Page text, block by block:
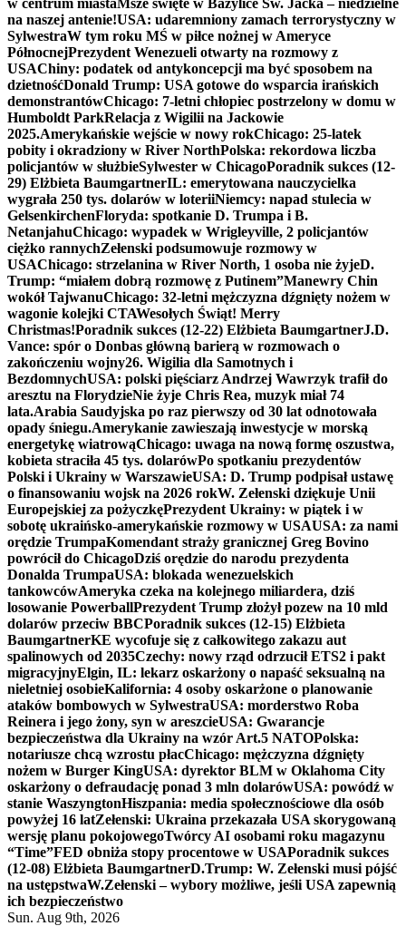
na naszej antenie!USA: udaremniony zamach terrorystyczny w
SylwestraW tym roku MŚ w piłce nożnej w Ameryce
PółnocnejPrezydent Wenezueli otwarty na rozmowy z
USAChiny: podatek od antykoncepcji ma być sposobem na
dzietnośćDonald Trump: USA gotowe do wsparcia irańskich
demonstrantówChicago: 7-letni chłopiec postrzelony w domu w
Humboldt ParkRelacja z Wigilii na Jackowie
2025.Amerykańskie wejście w nowy rokChicago: 25-latek
pobity i okradziony w River NorthPolska: rekordowa liczba
policjantów w służbieSylwester w ChicagoPoradnik sukces (12-
29) Elżbieta BaumgartnerIL: emerytowana nauczycielka
wygrała 250 tys. dolarów w loteriiNiemcy: napad stulecia w
GelsenkirchenFloryda: spotkanie D. Trumpa i B.
NetanjahuChicago: wypadek w Wrigleyville, 2 policjantów
ciężko rannychZełenski podsumowuje rozmowy w
USAChicago: strzelanina w River North, 1 osoba nie żyjeD.
Trump: “miałem dobrą rozmowę z Putinem”Manewry Chin
wokół TajwanuChicago: 32-letni mężczyzna dźgnięty nożem w
wagonie kolejki CTAWesołych Świąt! Merry
Christmas!Poradnik sukces (12-22) Elżbieta BaumgartnerJ.D.
Vance: spór o Donbas główną barierą w rozmowach o
zakończeniu wojny26. Wigilia dla Samotnych i
BezdomnychUSA: polski pięściarz Andrzej Wawrzyk trafił do
aresztu na FlorydzieNie żyje Chris Rea, muzyk miał 74
lata.Arabia Saudyjska po raz pierwszy od 30 lat odnotowała
opady śniegu.Amerykanie zawieszają inwestycje w morską
energetykę wiatrowąChicago: uwaga na nową formę oszustwa,
kobieta straciła 45 tys. dolarówPo spotkaniu prezydentów
Polski i Ukrainy w WarszawieUSA: D. Trump podpisał ustawę
o finansowaniu wojsk na 2026 rokW. Zełenski dziękuje Unii
Europejskiej za pożyczkęPrezydent Ukrainy: w piątek i w
sobotę ukraińsko-amerykańskie rozmowy w USAUSA: za nami
orędzie TrumpaKomendant straży granicznej Greg Bovino
powrócił do ChicagoDziś orędzie do narodu prezydenta
Donalda TrumpaUSA: blokada wenezuelskich
tankowcówAmeryka czeka na kolejnego miliardera, dziś
losowanie PowerballPrezydent Trump złożył pozew na 10 mld
dolarów przeciw BBCPoradnik sukces (12-15) Elżbieta
BaumgartnerKE wycofuje się z całkowitego zakazu aut
spalinowych od 2035Czechy: nowy rząd odrzucił ETS2 i pakt
migracyjnyElgin, IL: lekarz oskarżony o napaść seksualną na
nieletniej osobieKalifornia: 4 osoby oskarżone o planowanie
ataków bombowych w SylwestraUSA: morderstwo Roba
Reinera i jego żony, syn w areszcieUSA: Gwarancje
bezpieczeństwa dla Ukrainy na wzór Art.5 NATOPolska:
notariusze chcą wzrostu płacChicago: mężczyzna dźgnięty
nożem w Burger KingUSA: dyrektor BLM w Oklahoma City
oskarżony o defraudację ponad 3 mln dolarówUSA: powódź w
stanie WaszyngtonHiszpania: media społecznościowe dla osób
powyżej 16 latZełenski: Ukraina przekazała USA skorygowaną
wersję planu pokojowegoTwórcy AI osobami roku magazynu
“Time”FED obniża stopy procentowe w USAPoradnik sukces
(12-08) Elżbieta BaumgartnerD.Trump: W. Zełenski musi pójść
na ustępstwaW.Zełenski – wybory możliwe, jeśli USA zapewnią
ich bezpieczeństwo
Sun. Aug 9th, 2026